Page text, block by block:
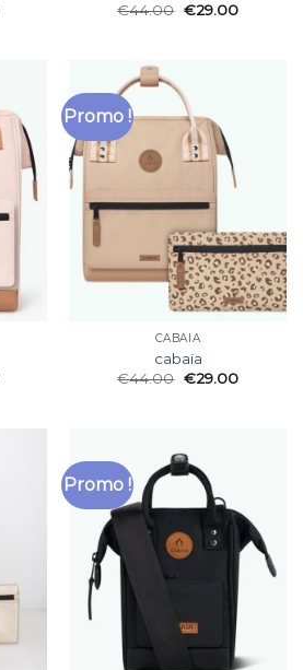
€44.00 €29.00
Promo !
CABAÏA
cabaïa
€44.00 €29.00
Promo !